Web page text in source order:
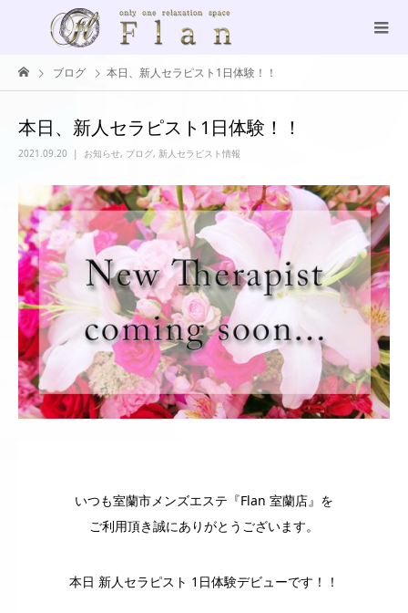
ブログ 本日、新人セラピスト1日体験！！
本日、新人セラピスト1日体験！！
2021.09.20 お知らせ, ブログ, 新人セラピスト情報
いつも室蘭市メンズエステ『Flan 室蘭店』を
ご利用頂き誠にありがとうございます。
本日 新人セラピスト 1日体験デビューです！！